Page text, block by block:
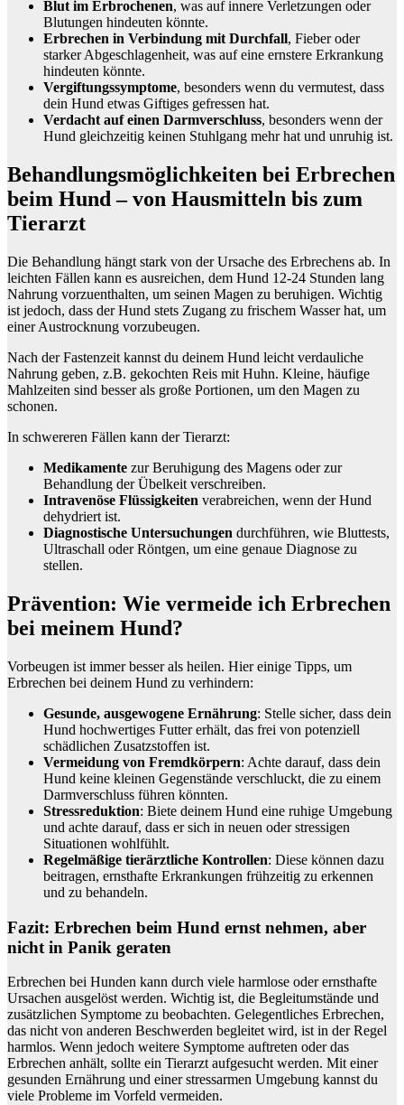
Blut im Erbrochenen, was auf innere Verletzungen oder
Blutungen hindeuten könnte.
Erbrechen in Verbindung mit Durchfall, Fieber oder
starker Abgeschlagenheit, was auf eine ernstere Erkrankung
hindeuten könnte.
Vergiftungssymptome, besonders wenn du vermutest, dass
dein Hund etwas Giftiges gefressen hat.
Verdacht auf einen Darmverschluss, besonders wenn der
Hund gleichzeitig keinen Stuhlgang mehr hat und unruhig ist.
Behandlungsmöglichkeiten bei Erbrechen
beim Hund – von Hausmitteln bis zum
Tierarzt
Die Behandlung hängt stark von der Ursache des Erbrechens ab. In
leichten Fällen kann es ausreichen, dem Hund 12-24 Stunden lang
Nahrung vorzuenthalten, um seinen Magen zu beruhigen. Wichtig
ist jedoch, dass der Hund stets Zugang zu frischem Wasser hat, um
einer Austrocknung vorzubeugen.
Nach der Fastenzeit kannst du deinem Hund leicht verdauliche
Nahrung geben, z.B. gekochten Reis mit Huhn. Kleine, häufige
Mahlzeiten sind besser als große Portionen, um den Magen zu
schonen.
In schwereren Fällen kann der Tierarzt:
Medikamente zur Beruhigung des Magens oder zur
Behandlung der Übelkeit verschreiben.
Intravenöse Flüssigkeiten verabreichen, wenn der Hund
dehydriert ist.
Diagnostische Untersuchungen durchführen, wie Bluttests,
Ultraschall oder Röntgen, um eine genaue Diagnose zu
stellen.
Prävention: Wie vermeide ich Erbrechen
bei meinem Hund?
Vorbeugen ist immer besser als heilen. Hier einige Tipps, um
Erbrechen bei deinem Hund zu verhindern:
Gesunde, ausgewogene Ernährung: Stelle sicher, dass dein
Hund hochwertiges Futter erhält, das frei von potenziell
schädlichen Zusatzstoffen ist.
Vermeidung von Fremdkörpern: Achte darauf, dass dein
Hund keine kleinen Gegenstände verschluckt, die zu einem
Darmverschluss führen könnten.
Stressreduktion: Biete deinem Hund eine ruhige Umgebung
und achte darauf, dass er sich in neuen oder stressigen
Situationen wohlfühlt.
Regelmäßige tierärztliche Kontrollen: Diese können dazu
beitragen, ernsthafte Erkrankungen frühzeitig zu erkennen
und zu behandeln.
Fazit: Erbrechen beim Hund ernst nehmen, aber
nicht in Panik geraten
Erbrechen bei Hunden kann durch viele harmlose oder ernsthafte
Ursachen ausgelöst werden. Wichtig ist, die Begleitumstände und
zusätzlichen Symptome zu beobachten. Gelegentliches Erbrechen,
das nicht von anderen Beschwerden begleitet wird, ist in der Regel
harmlos. Wenn jedoch weitere Symptome auftreten oder das
Erbrechen anhält, sollte ein Tierarzt aufgesucht werden. Mit einer
gesunden Ernährung und einer stressarmen Umgebung kannst du
viele Probleme im Vorfeld vermeiden.